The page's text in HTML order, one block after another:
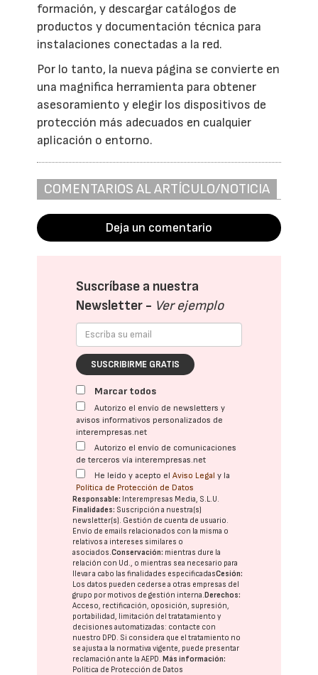
formación, y descargar catálogos de
productos y documentación técnica para
instalaciones conectadas a la red.
Por lo tanto, la nueva página se convierte en
una magnifica herramienta para obtener
asesoramiento y elegir los dispositivos de
protección más adecuados en cualquier
aplicación o entorno.
COMENTARIOS AL ARTÍCULO/NOTICIA
Deja un comentario
Suscríbase a nuestra
Newsletter - Ver ejemplo
SUSCRIBIRME GRATIS
Marcar todos
Autorizo el envío de newsletters y
avisos informativos personalizados de
interempresas.net
Autorizo el envío de comunicaciones
de terceros vía interempresas.net
He leído y acepto elAviso Legal y la
Política de Protección de Datos
Responsable: Interempresas Media, S.L.U.
Finalidades: Suscripción a nuestra(s)
newsletter(s). Gestión de cuenta de usuario.
Envío de emails relacionados con la misma o
relativos a intereses similares o
asociados.Conservación: mientras dure la
relación con Ud., o mientras sea necesario para
llevar a cabo las finalidades especificadasCesión:
Los datos pueden cederse a otras empresas del
grupo por motivos de gestión interna.Derechos:
Acceso, rectificación, oposición, supresión,
portabilidad, limitación del tratatamiento y
decisiones automatizadas: contacte con
nuestro DPD. Si considera que el tratamiento no
se ajusta a la normativa vigente, puede presentar
reclamación ante laAEPD.Más información:
Política de Protección de Datos